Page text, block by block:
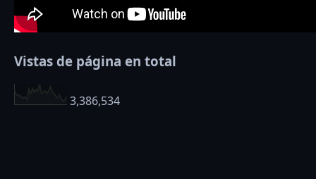
Vistas de página en total
3,386,534